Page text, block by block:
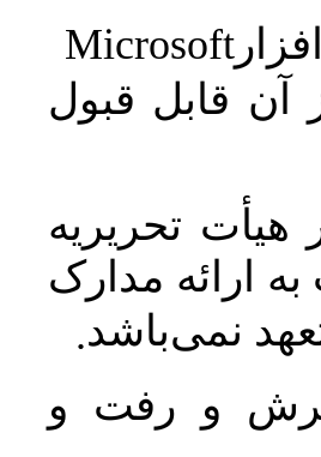
Microsoft
آن قابل قبول
تحریریه
ارائه مدارک
نمی‌باشد.
و رفت و